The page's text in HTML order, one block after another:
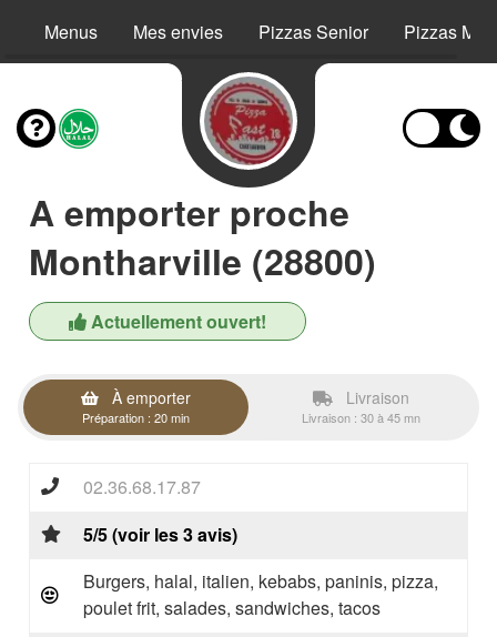
Menus Mes envies Pizzas Senior Pizzas
A emporter proche
Montharville (28800)
Actuellement ouvert!
À emporter
Préparation : 20 min
Livraison
Livraison : 30 à 45 mn
02.36.68.17.87
5/5 (voir les 3 avis)
Burgers, halal, italien, kebabs, paninis, pizza,
poulet frit, salades, sandwiches, tacos